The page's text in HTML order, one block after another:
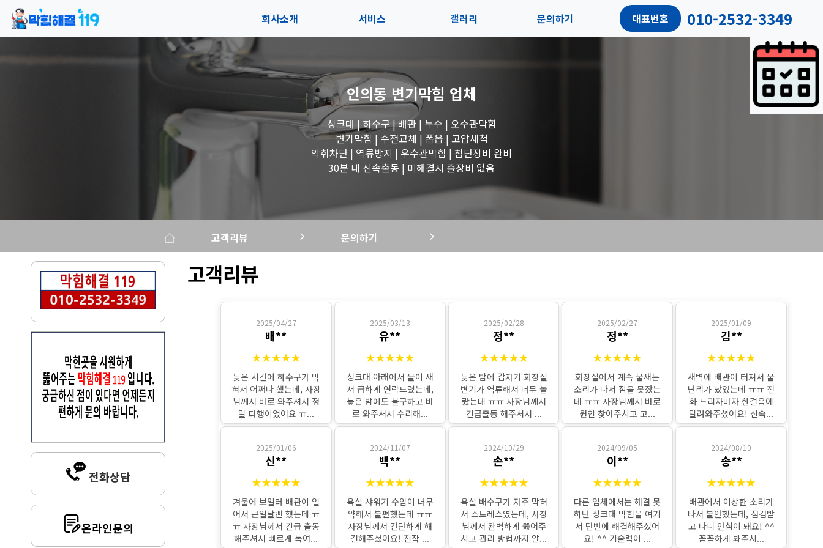
회사소개
오시는길
서비스
블로그
갤러리
수도꼭지 작업
세면대 작업
변기 작업
문의하기 대표번호 010-2532-3349
인의동 변기막힘 업체
싱크대 | 하수구 | 배관 | 누수 | 오수관막힘
변기막힘 | 수전교체 | 폽옵 | 고압세척
악취차단 | 역류방지 | 우수관막힘 | 첨단장비 완비
30분 내 신속출동 | 미해결시 출장비 없음
고객리뷰 문의하기
전화상담
온라인문의
고객리뷰
2025/04/27
배**
★★★★★
늦은 시간에 하수구가 막
혀서 어쩌나 했는데, 사장
님께서 바로 와주셔서 정
말 다행이었어요 ㅠ...
2025/03/13
유**
★★★★★
싱크대 아래에서 물이 새
서 급하게 연락드렸는데,
늦은 밤에도 불구하고 바
로 와주셔서 수리해...
2025/02/28
정**
★★★★★
늦은 밤에 갑자기 화장실
변기가 역류해서 너무 놀
랐는데 ㅠㅠ 사장님께서
긴급출동 해주셔서 ...
2025/02/27
정**
★★★★★
화장실에서 계속 물새는
소리가 나서 잠을 못잤는
데 ㅠㅠ 사장님께서 바로
원인 찾아주시고 고...
2025/01/09
김**
★★★★★
새벽에 배관이 터져서 물
난리가 났었는데 ㅠㅠ 전
화 드리자마자 한걸음에
달려와주셨어요! 신속...
2025/01/06
신**
★★★★★
겨울에 보일러 배관이 얼
어서 큰일날뻔 했는데 ㅠ
ㅠ 사장님께서 긴급 출동
해주셔서 빠르게 녹여...
2024/11/07
백**
★★★★★
욕실 샤워기 수압이 너무
약해서 불편했는데 ㅠㅠ
사장님께서 간단하게 해
결해주셨어요! 진작 ...
2024/10/29
손**
★★★★★
욕실 배수구가 자주 막혀
서 스트레스였는데, 사장
님께서 완벽하게 뚫어주
시고 관리 방법까지 알...
2024/09/05
이**
★★★★★
다른 업체에서는 해결 못
하던 싱크대 막힘을 여기
서 단번에 해결해주셨어
요! ^^ 기술력이 ...
2024/08/10
송**
★★★★★
배관에서 이상한 소리가
나서 불안했는데, 점검받
고 나니 안심이 돼요! ^^
꼼꼼하게 봐주시...